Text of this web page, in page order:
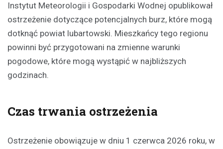
Instytut Meteorologii i Gospodarki Wodnej opublikował
ostrzeżenie dotyczące potencjalnych burz, które mogą
dotknąć powiat lubartowski. Mieszkańcy tego regionu
powinni być przygotowani na zmienne warunki
pogodowe, które mogą wystąpić w najbliższych
godzinach.
Czas trwania ostrzeżenia
Ostrzeżenie obowiązuje w dniu 1 czerwca 2026 roku, w